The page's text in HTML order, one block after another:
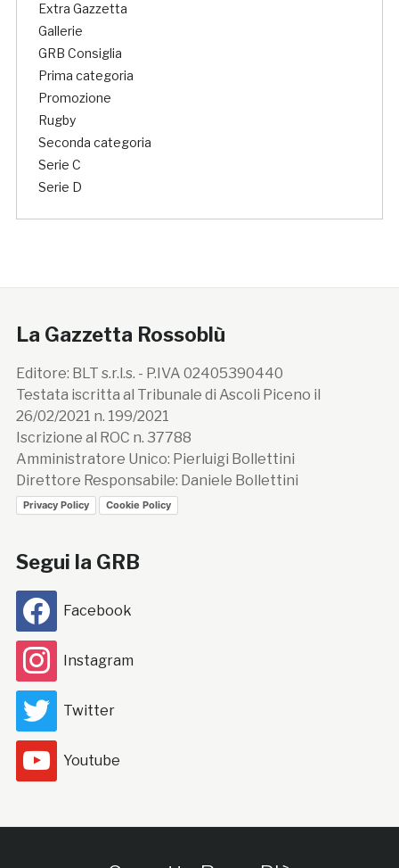
Extra Gazzetta
Gallerie
GRB Consiglia
Prima categoria
Promozione
Rugby
Seconda categoria
Serie C
Serie D
La Gazzetta Rossoblù
Editore: BLT s.r.l.s. - P.IVA 02405390440
Testata iscritta al Tribunale di Ascoli Piceno il
26/02/2021 n. 199/2021
Iscrizione al ROC n. 37788
Amministratore Unico: Pierluigi Bollettini
Direttore Responsabile: Daniele Bollettini
Privacy Policy Cookie Policy
Segui la GRB
Facebook
Instagram
Twitter
Youtube